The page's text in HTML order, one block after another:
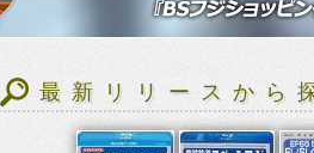
最新リリースから